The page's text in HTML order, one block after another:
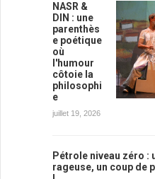
NASR &
DIN : une
parenthès
e poétique
où
l'humour
côtoie la
philosophi
e
juillet 19, 2026
Pétrole niveau zéro :
rageuse, un coup de